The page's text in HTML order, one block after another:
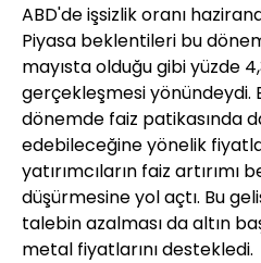
ABD'de işsizlik oranı
Piyasa beklentileri bu
mayısta olduğu gibi yüzde
gerçekleşmesi yönündeydi.
dönemde faiz patikasında
edebileceğine yönelik
yatırımcıların faiz artırımı
düşürmesine yol açtı. Bu
talebin azalması da altın
metal fiyatlarını destekledi.